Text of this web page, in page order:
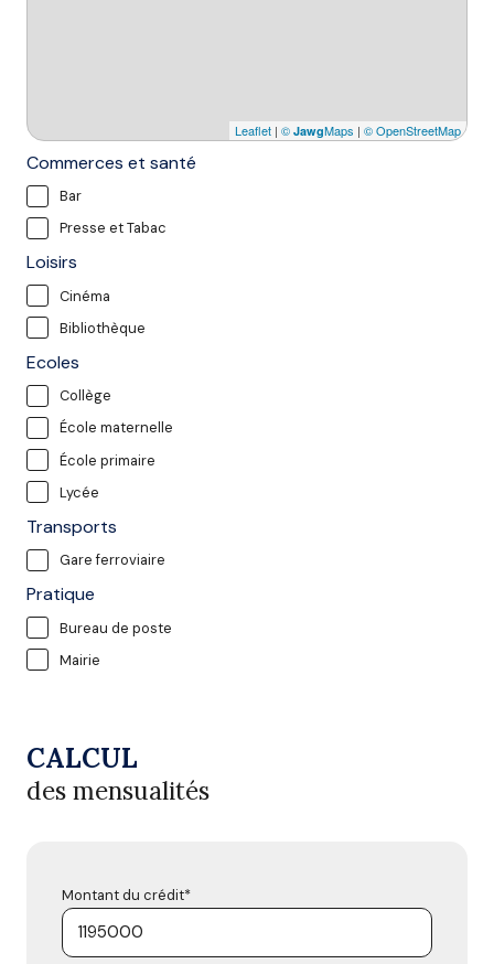
Leaflet | © JawgMaps | © OpenStreetMap
Commerces et santé
Bar
Presse et Tabac
Loisirs
Cinéma
Bibliothèque
Ecoles
Collège
École maternelle
École primaire
Lycée
Transports
Gare ferroviaire
Pratique
Bureau de poste
Mairie
CALCUL
des mensualités
Montant du crédit*